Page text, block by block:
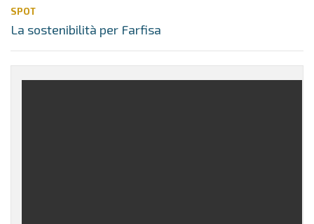
SPOT
La sostenibilità per Farfisa